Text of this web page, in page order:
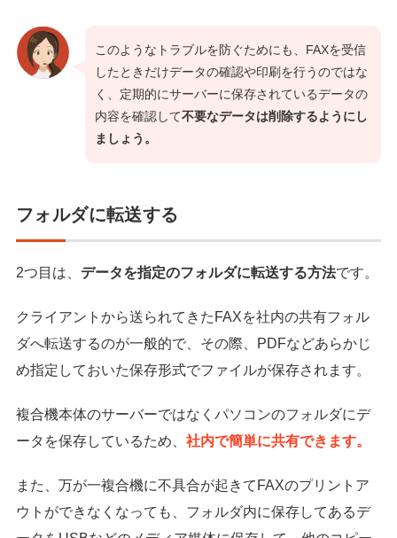
このようなトラブルを防ぐためにも、FAXを受信
したときだけデータの確認や印刷を行うのではな
く、定期的にサーバーに保存されているデータの
内容を確認して不要なデータは削除するようにし
ましょう。
フォルダに転送する
2つ目は、 データを指定のフォルダに転送する方法です。
クライアントから送られてきたFAXを社内の共有フォル
ダへ転送するのが一般的で、その際、PDFなどあらかじ
め指定しておいた保存形式でファイルが保存されます。
複合機本体のサーバーではなくパソコンのフォルダにデ
ータを保存しているため、 社内で簡単に共有できます。
また、万が一複合機に不具合が起きてFAXのプリントア
ウトができなくなっても、フォルダ内に保存してあるデ